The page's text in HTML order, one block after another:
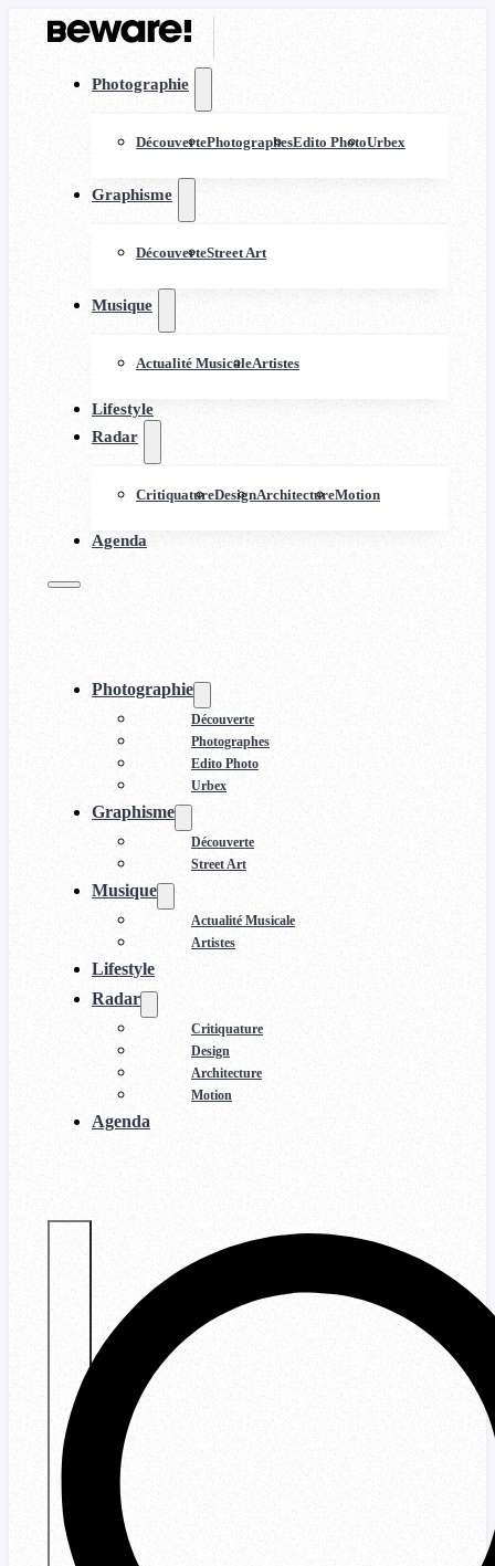
Photographie
DécouvertePhotographesEdito PhotoUrbex
Graphisme
DécouverteStreet Art
Musique
Actualité MusicaleArtistes
Lifestyle
Radar
CritiquatureDesignArchitectureMotion
Agenda
Photographie
Découverte
Photographes
Edito Photo
Urbex
Graphisme
Découverte
Street Art
Musique
Actualité Musicale
Artistes
Lifestyle
Radar
Critiquature
Design
Architecture
Motion
Agenda